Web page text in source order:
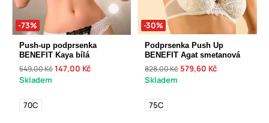
-73%
Push-up podprsenka
BENEFIT Kaya bílá
549,00 Kč147,00 Kč
Skladem
70C
-30%
Podprsenka Push Up
BENEFIT Agat smetanová
828,00 Kč 579,60 Kč
Skladem
75C